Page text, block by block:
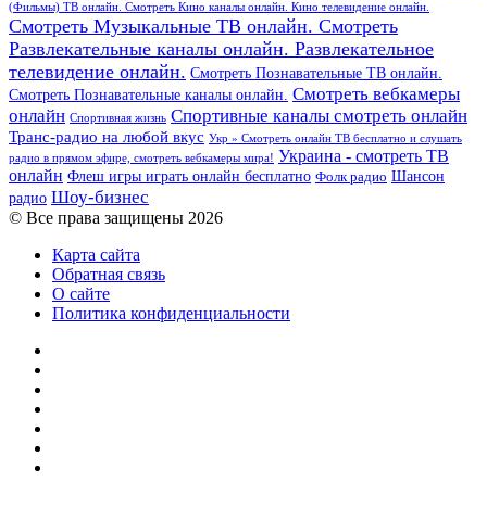
(Фильмы) ТВ онлайн. Смотреть Кино каналы онлайн. Кино телевидение онлайн.
Смотреть Музыкальные ТВ онлайн. Смотреть
Развлекательные каналы онлайн. Развлекательное
телевидение онлайн. Смотреть Познавательные ТВ онлайн.
Смотреть Познавательные каналы онлайн. Смотреть вебкамеры
онлайн Спортивная жизнь Спортивные каналы смотреть онлайн
Транс-радио на любой вкус Укр » Смотреть онлайн ТВ бесплатно и слушать
радио в прямом эфире, смотреть вебкамеры мира! Украина - смотреть ТВ
онлайн Флеш игры играть онлайн бесплатно Фолк радио Шансон
радио Шоу-бизнес
© Все права защищены 2026
Карта сайта
Обратная связь
О сайте
Политика конфиденциальности